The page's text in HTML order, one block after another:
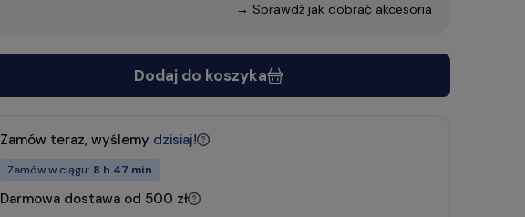
→ Sprawdź jak dobrać akcesoria
Dodaj do koszyka
Zamów teraz, wyślemy dzisiaj!
Zamów w ciągu: 8 h 47 min
Darmowa dostawa od 500 zł